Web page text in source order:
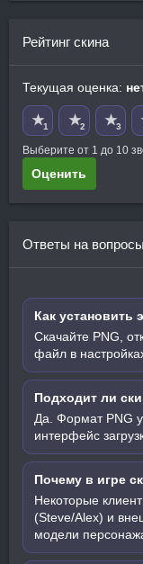
Рейтинг скина
Текущая оценка:
★1 ★2 ★3
Выберите от 1 до 10
Оценить
Ответы на вопросы
Как установить
Скачайте PNG,
файл в
Подходит ли
Да. Формат PNG
интерфейс
Почему в игре
Некоторые
(Steve/Alex) и
модели